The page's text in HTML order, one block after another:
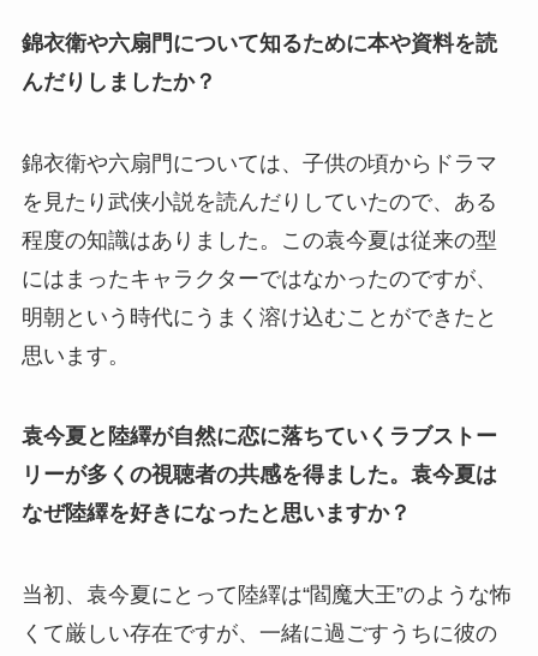
錦衣衛や六扇門について知るために本や資料を読
んだりしましたか？
錦衣衛や六扇門については、子供の頃からドラマ
を見たり武侠小説を読んだりしていたので、ある
程度の知識はありました。この袁今夏は従来の型
にはまったキャラクターではなかったのですが、
明朝という時代にうまく溶け込むことができたと
思います。
袁今夏と陸繹が自然に恋に落ちていくラブストー
リーが多くの視聴者の共感を得ました。袁今夏は
なぜ陸繹を好きになったと思いますか？
当初、袁今夏にとって陸繹は“閻魔大王”のような怖
くて厳しい存在ですが、一緒に過ごすうちに彼の